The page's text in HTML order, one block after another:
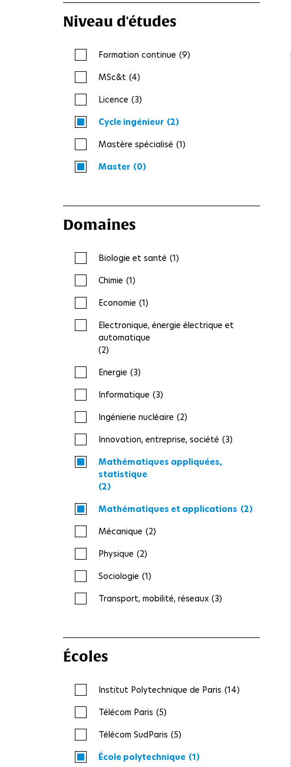
Niveau d'études
Formation continue (9)
MSc&t (4)
Licence (3)
Cycle ingénieur (2)
Mastère spécialisé (1)
Master (0)
Domaines
Biologie et santé (1)
Chimie (1)
Economie (1)
Electronique, énergie électrique et
automatique
(2)
Energie (3)
Informatique (3)
Ingénierie nucléaire (2)
Innovation, entreprise, société (3)
Mathématiques appliquées,
statistique
(2)
Mathématiques et applications (2)
Mécanique (2)
Physique (2)
Sociologie (1)
Transport, mobilité, réseaux (3)
Écoles
Institut Polytechnique de Paris (14)
Télécom Paris (5)
Télécom SudParis (5)
École polytechnique (1)